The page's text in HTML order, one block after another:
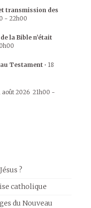
transmission des
- 22h00
la Bible n’était
Testament • 18
août 2026 21h00 -
?
catholique
du Nouveau